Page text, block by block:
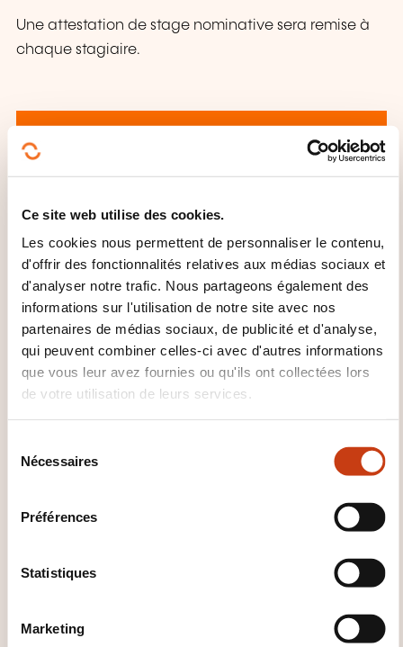
Ce site web utilise des cookies.
Les cookies nous permettent de personnaliser le contenu,
d'offrir des fonctionnalités relatives aux médias sociaux et
d'analyser notre trafic. Nous partageons également des
informations sur l'utilisation de notre site avec nos
partenaires de médias sociaux, de publicité et d'analyse,
qui peuvent combiner celles-ci avec d'autres informations
que vous leur avez fournies ou qu'ils ont collectées lors
de votre utilisation de leurs services.
Nécessaires
Préférences
Statistiques
Marketing
Une attestation de stage nominative sera remise à
chaque stagiaire.
l’organisme de formation
?
Séverine Chojnacki
centre.luxembourg@groupe-
aforest.com
+352 53 26 19
formation: Aforest Lux
VOUS INTÉRESSER